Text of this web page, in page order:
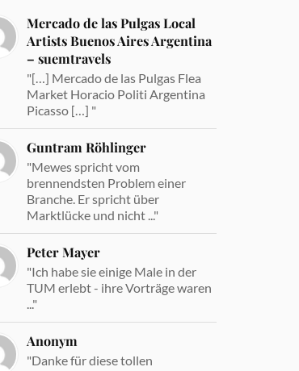
Mercado de las Pulgas Local
Artists Buenos Aires Argentina
– suemtravels
"[…] Mercado de las Pulgas Flea
Market Horacio Politi Argentina
Picasso […] "
Guntram Röhlinger
"Mewes spricht vom
brennendsten Problem einer
Branche. Er spricht über
Marktlücke und nicht ..."
Peter Mayer
"Ich habe sie einige Male in der
TUM erlebt - ihre Vorträge waren
..."
Anonym
"Danke für diese tollen